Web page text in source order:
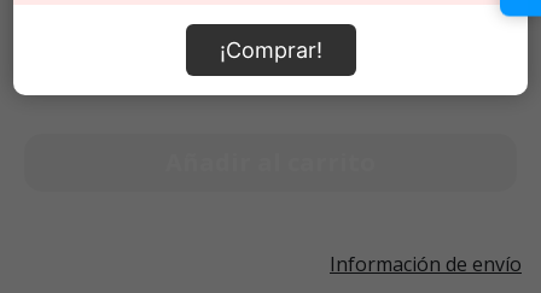
Cantidad:
-
$31.990
Selecciona una opción para ver
Información de envío
¡Comprar!